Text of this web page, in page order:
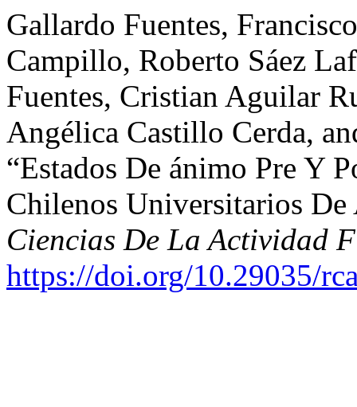
Gallardo Fuentes,
Campillo, Roberto Sáez
Fuentes, Cristian Aguilar
Angélica Castillo Cerda,
“Estados De ánimo Pre Y
Chilenos Universitarios
Ciencias De La Actividad
https://doi.org/10.29035/